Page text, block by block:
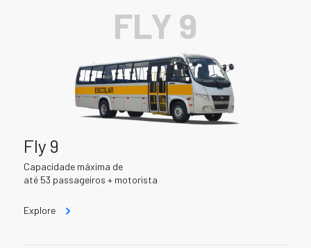
FLY 9
Fly 9
Capacidade máxima de
até 53 passageiros + motorista
Explore